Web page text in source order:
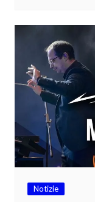
Notizie